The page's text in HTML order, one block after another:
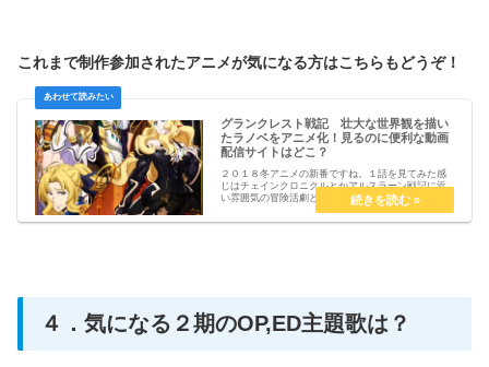
これまで制作参加されたアニメが気になる方はこちらもどうぞ！
グランクレスト戦記 壮大な世界観を描い
たラノベをアニメ化！見るのに便利な動画
配信サイトはどこ？
２０１８冬アニメの新番ですね。１話を見てみた感
じはチェインクロニクルとかアルスラーン戦記に近
い雰囲気の冒険活劇という感じでした。どこら辺が
見どころになりそうか紹介してみようと思います！
参照：１．原作はライトノベル２０１３年に１巻が
４．気になる２期のOP,ED主題歌は？